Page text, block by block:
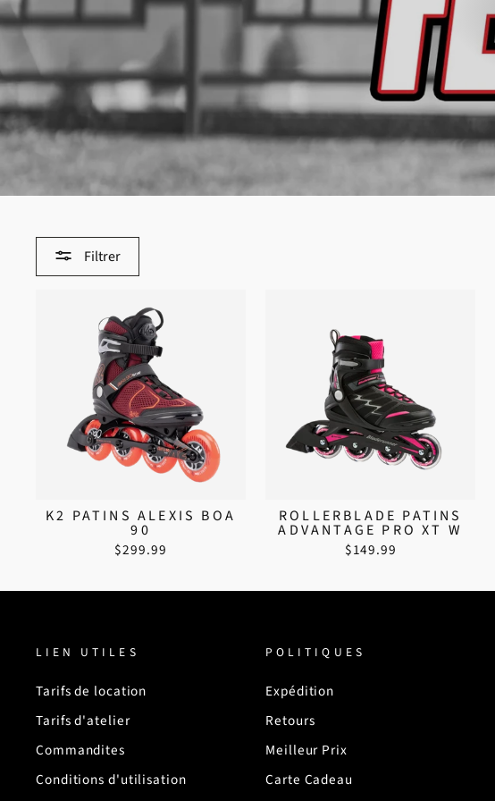
Filtrer
K2 PATINS ALEXIS BOA
90
$299.99
ROLLERBLADE PATINS
ADVANTAGE PRO XT W
$149.99
LIEN UTILES
Tarifs de location
Tarifs d'atelier
Commandites
Conditions d'utilisation
POLITIQUES
Expédition
Retours
Meilleur Prix
Carte Cadeau